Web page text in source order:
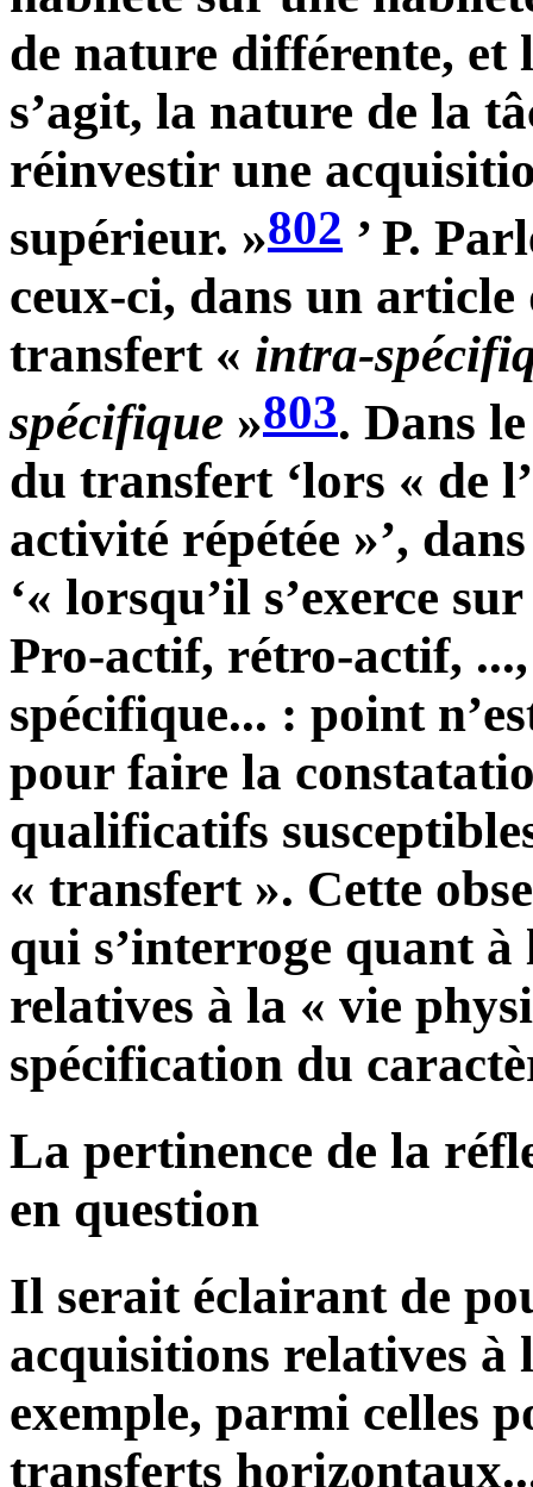
de nature différente,
s’agit, la nature de la
réinvestir une
supérieur. »802 ’ P.
ceux-ci, dans un
transfert « intra-
spécifique »803. Dans
du transfert ‘lors « de
activité répétée »’,
‘« lorsqu’il s’exerce
Pro-actif, rétro-actif,
spécifique... : point
pour faire la
qualificatifs
« transfert ». Cette
qui s’interroge quant
relatives à la « vie
spécification du
La pertinence de la
en question
Il serait éclairant de
acquisitions relatives à
exemple, parmi celles
transferts